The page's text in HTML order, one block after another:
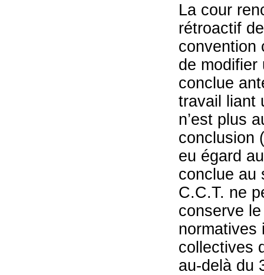
La cour
rétroactif
convention
de modifier
conclue
travail liant
n’est plus
conclusion
eu égard
conclue au
C.C.T. ne
conserve
normatives
collectives
au-delà du